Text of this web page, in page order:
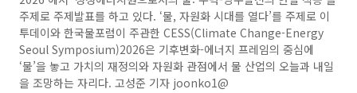
주제로 주제발표를 하고 있다. ‘물, 자원화 시대를 열다’를 주제로 이
투데이와 한국물포럼이 주관한 CESS(Climate Change-Energy
Seoul Symposium)2026은 기후변화-에너지 프레임의 중심에
‘물’을 놓고 가치의 재정의와 자원화 관점에서 물 산업의 오늘과 내일
을 조망하는 자리다. 고성준 기자 joonko1@